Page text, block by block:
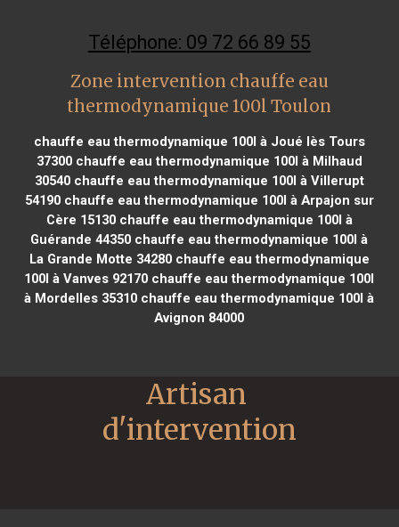
Téléphone: 09 72 66 89 55
Zone intervention chauffe eau
thermodynamique 100l Toulon
chauffe eau thermodynamique 100l à Joué lès Tours
37300chauffe eau thermodynamique 100l à Milhaud
30540chauffe eau thermodynamique 100l à Villerupt
54190chauffe eau thermodynamique 100l à Arpajon sur
Cère 15130chauffe eau thermodynamique 100l à
Guérande 44350 chauffe eau thermodynamique 100l à
La Grande Motte 34280chauffe eau thermodynamique
100l à Vanves 92170 chauffe eau thermodynamique 100l
à Mordelles 35310 chauffe eau thermodynamique 100l à
Avignon 84000
Artisan
d'intervention